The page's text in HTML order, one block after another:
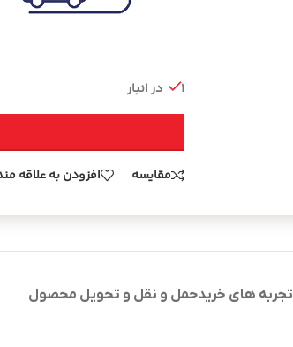
1 در انبار
مقایسه افزودن به علاقه
تجربه های خریدحمل و نقل و تحویل محصول